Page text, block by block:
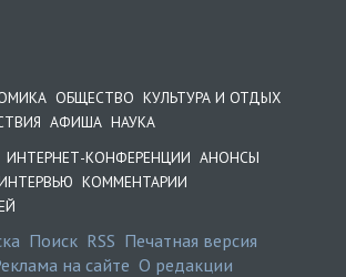
ОБЩЕСТВО КУЛЬТУРА И ОТДЫХ
АФИША НАУКА
ИНТЕРНЕТ-КОНФЕРЕНЦИИ АНОНСЫ
КОММЕНТАРИИ
Поиск RSS Печатная версия
на сайте О редакции